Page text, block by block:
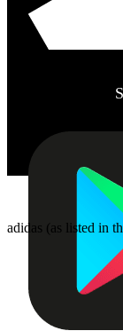
adidas (as listed in